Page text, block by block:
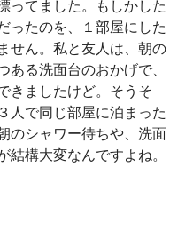
ってました。もしかした
ったのを、１部屋にした
せん。私と友人は、朝の
ある洗面台のおかげで、
きましたけど。そうそ
人で同じ部屋に泊まった
のシャワー待ちや、洗面
結構大変なんですよね。